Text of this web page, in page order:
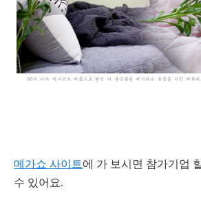
메가쇼 사이트에 가 보시면 참가기업
수 있어요.